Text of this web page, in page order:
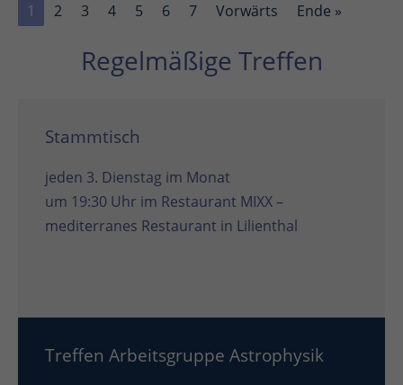
1
2 3 4 5 6 7 Vorwärts Ende »
Regelmäßige Treffen
Stammtisch
jeden 3. Dienstag im Monat
um 19:30 Uhr im Restaurant MIXX –
mediterranes Restaurant in Lilienthal
Treffen Arbeitsgruppe Astrophysik